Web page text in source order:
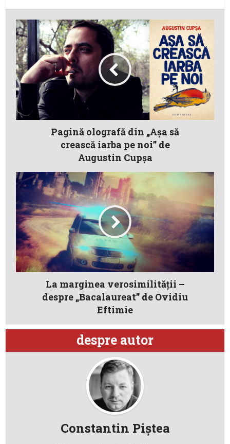
Pagină olografă din „Aşa să
crească iarba pe noi” de
Augustin Cupşa
La marginea verosimilităţii –
despre „Bacalaureat” de Ovidiu
Eftimie
despre autor
Constantin Piştea